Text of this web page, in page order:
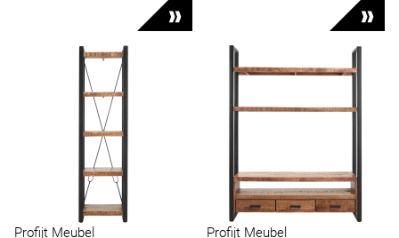
Profijt Meubel Profijt Meubel